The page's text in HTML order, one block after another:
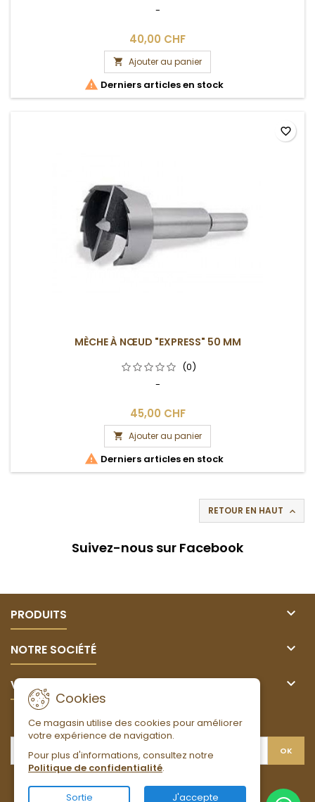
-
40,00 CHF
 Ajouter au panier
 Derniers articles en stock
MÈCHE À NŒUD "EXPRESS" 50 MM
(0)
-
45,00 CHF
 Ajouter au panier
 Derniers articles en stock
favorite_border
RETOUR EN HAUT 
Suivez-nous sur Facebook
PRODUITS 
NOTRE SOCIÉTÉ 
VOTRE COMPTE 
Cookies
Ce magasin utilise des cookies pour améliorer
votre expérience de navigation.
Pour plus d'informations, consultez notre
Politique de confidentialité.
Sortie J'accepte
LETTRE D'INFORMATIONS
FacebookInstagram